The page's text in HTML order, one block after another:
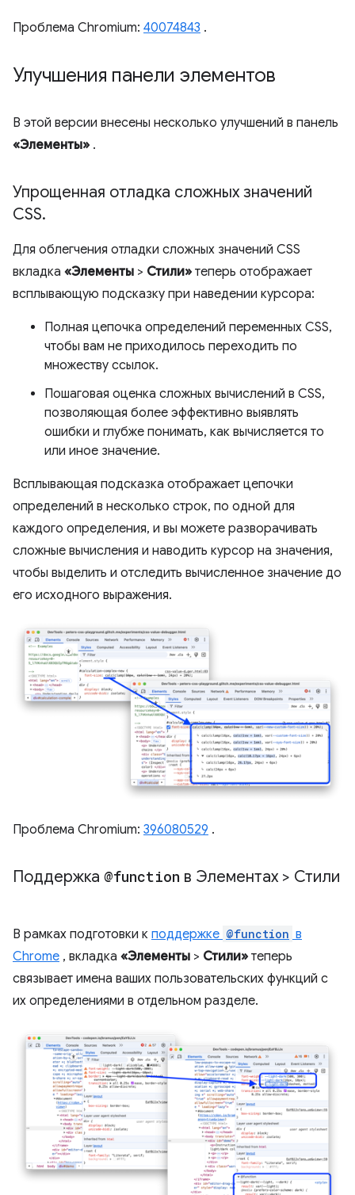
Проблема Chromium: 40074843 .
Улучшения панели элементов
В этой версии внесены несколько улучшений в панель
«Элементы» .
Упрощенная отладка сложных значений
CSS.
Для облегчения отладки сложных значений CSS
вкладка «Элементы > Стили» теперь отображает
всплывающую подсказку при наведении курсора:
Полная цепочка определений переменных CSS,
чтобы вам не приходилось переходить по
множеству ссылок.
Пошаговая оценка сложных вычислений в CSS,
позволяющая более эффективно выявлять
ошибки и глубже понимать, как вычисляется то
или иное значение.
Всплывающая подсказка отображает цепочки
определений в несколько строк, по одной для
каждого определения, и вы можете разворачивать
сложные вычисления и наводить курсор на значения,
чтобы выделить и отследить вычисленное значение до
его исходного выражения.
Проблема Chromium: 396080529 .
Поддержка @function в Элементах > Стили
В рамках подготовки к поддержке @function в
Chrome , вкладка «Элементы > Стили» теперь
связывает имена ваших пользовательских функций с
их определениями в отдельном разделе.